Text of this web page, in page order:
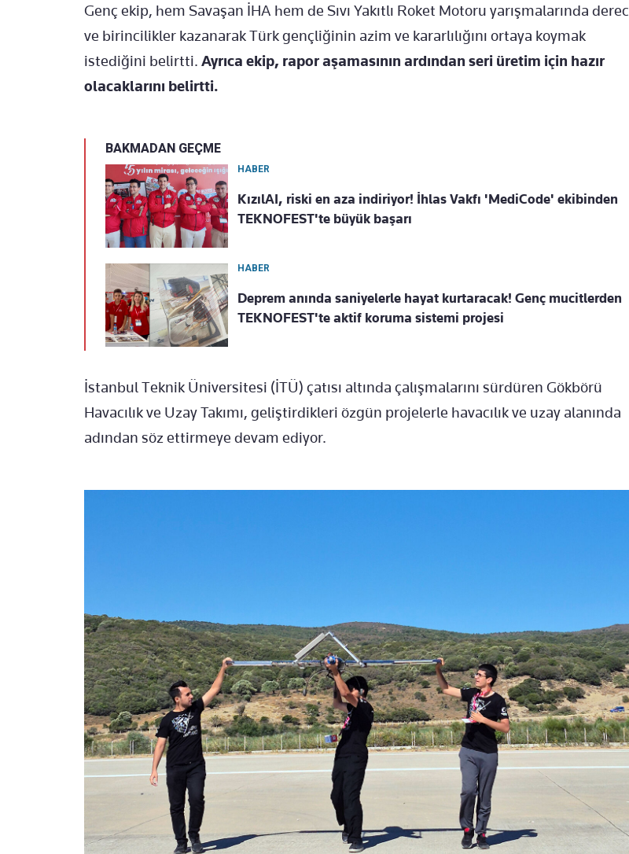
Genç ekip, hem Savaşan İHA hem de Sıvı Yakıtlı Roket Motoru yarışmalarında
ve birincilikler kazanarak Türk gençliğinin azim ve kararlılığını ortaya koymak
istediğini belirtti. Ayrıca ekip, rapor aşamasının ardından seri üretim için hazır
olacaklarını belirtti.
BAKMADAN GEÇME
HABER
KızılAI, riski en aza indiriyor! İhlas Vakfı 'MediCode' ekibinden
TEKNOFEST'te büyük başarı
HABER
Deprem anında saniyelerle hayat kurtaracak! Genç mucitlerden
TEKNOFEST'te aktif koruma sistemi projesi
İstanbul Teknik Üniversitesi (İTÜ) çatısı altında çalışmalarını sürdüren Gökbörü
Havacılık ve Uzay Takımı, geliştirdikleri özgün projelerle havacılık ve uzay alanında
adından söz ettirmeye devam ediyor.